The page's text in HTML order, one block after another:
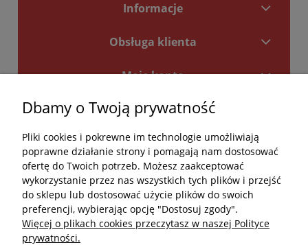
Informacje
Obsługa klienta
Moje konto
Płatności i dostawa
Kontakt
Kontakt
undefined
Dbamy o Twoją prywatność
Pliki cookies i pokrewne im technologie umożliwiają
poprawne działanie strony i pomagają nam dostosować
ofertę do Twoich potrzeb. Możesz zaakceptować
wykorzystanie przez nas wszystkich tych plików i przejść
do sklepu lub dostosować użycie plików do swoich
preferencji, wybierając opcję "Dostosuj zgody".
Więcej o plikach cookies przeczytasz w naszej Polityce
prywatności.